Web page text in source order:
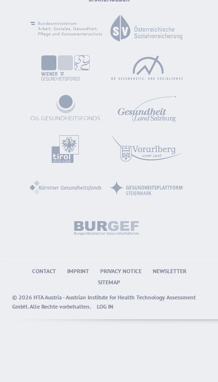
CONTACT IMPRINT PRIVACY NOTICE
NEWSLETTER
SITEMAP
© 2026 HTA Austria - Austrian Institute for Health Technology Assessment
GmbH. Alle Rechte vorbehalten.
LOG IN